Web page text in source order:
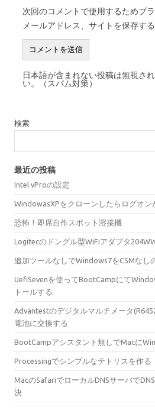
次回のコメントで使用するためブ
メールアドレス、サイトを保存する
日本語が含まれない投稿は無視さ
い。（スパム対策）
検索
最近の投稿
Intel vProの設定
WindowasXPをクローンしたらログオン
恐怖！即席自作スポット溶接機
Logitecのドングル型WiFiアダプタ
追加ツールなしでWindows7をCSMなし
UefiSevenを使ってBootCampにて
トールする
Advantestのデジタルマルチメータ
電池に交換する
BootCampアシスタント無しでMacに
Processingでシンプルなテトリスを作る
MacのSafariでローカルDNSサーバで
決